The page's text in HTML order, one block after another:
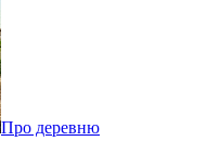
Про деревню